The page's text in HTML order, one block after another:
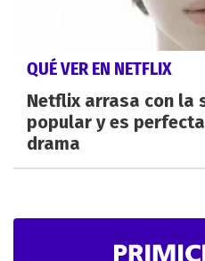
QUÉ VER EN NETFLIX
Netflix arrasa con la
popular y es
drama